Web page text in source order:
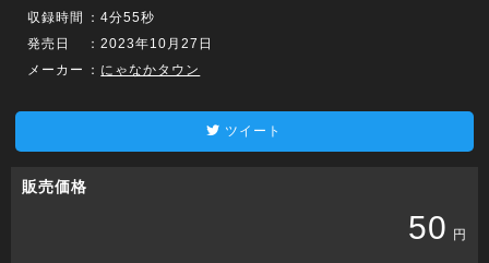
収録時間
：4分55秒
発売日
：2023年10月27日
メーカー
： にゃなかタウン
ツイート
販売価格
50 円